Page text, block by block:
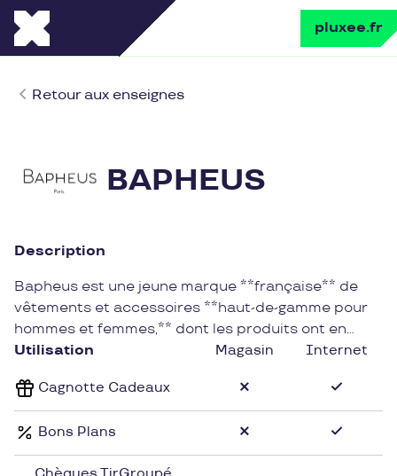
pluxee.fr
Retour aux enseignes
BAPHEUS
Description
Bapheus est une jeune marque **française** de
vêtements et accessoires **haut-de-gamme pour
hommes et femmes,** dont les produits ont en
commun leurs **matières nobles** et leur aspect
pays essentiellement **européens**, la marque
vous propose un **vestiaire de qualité, intemporel
et élégant**, à porter tous les jours. Une question
sur un produit ? Nous sommes disponibles 7j/7 !
Utilisation Magasin Internet
Cagnotte Cadeaux
Bons Plans